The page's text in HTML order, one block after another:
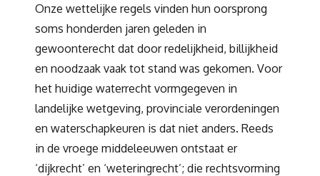
Onze wettelijke regels vinden hun oorsprong
soms honderden jaren geleden in
gewoonterecht dat door redelijkheid, billijkheid
en noodzaak vaak tot stand was gekomen. Voor
het huidige waterrecht vormgegeven in
landelijke wetgeving, provinciale verordeningen
en waterschapkeuren is dat niet anders. Reeds
in de vroege middeleeuwen ontstaat er
‘dijkrecht’ en ‘weteringrecht’; die rechtsvorming